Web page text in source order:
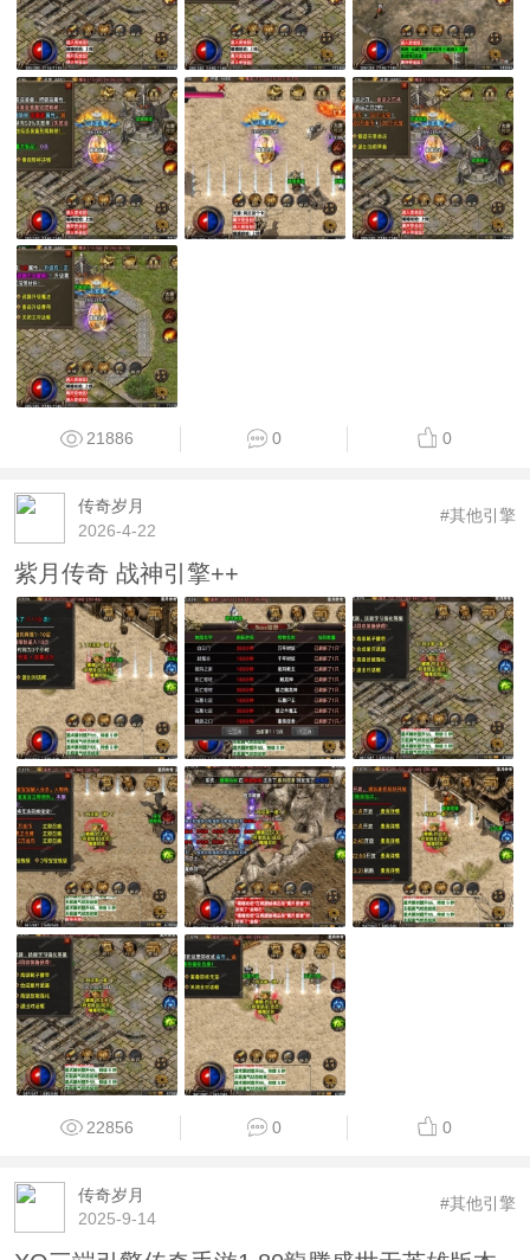
21886 0 0
传奇岁月
2026-4-22
#其他引擎
紫月传奇 战神引擎++
22856 0 0
传奇岁月
2025-9-14
#其他引擎